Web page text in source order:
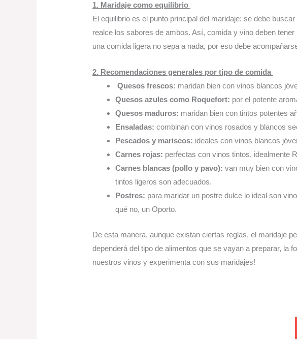
1. Maridaje como equilibrio
El equilibrio es el punto principal del maridaje: se debe
realce los sabores de ambos. Así, comida y vino deben
una comida ligera no sepa a nada, por eso debe
2. Recomendaciones generales por tipo de comida
Quesos frescos: maridan bien con vinos blancos
Quesos azules como Roquefort: por el potente
Quesos maduros: maridan bien con tintos potentes
Ensaladas: combinan con vinos rosados y blancos
Pescados y mariscos: ideales con vinos blancos
Carnes rojas: perfectas con vinos tintos, idealmente
Carnes blancas (pollo y pavo): van muy bien con
tintos ligeros son adecuados.
Postres: para maridar un postre dulce lo ideal son
qué no, un Oporto.
De esta manera, aunque existan ciertas reglas, el maridaje
dependerá del tipo de alimentos que se vayan a preparar, la
nuestros vinos y experimenta con sus maridajes!